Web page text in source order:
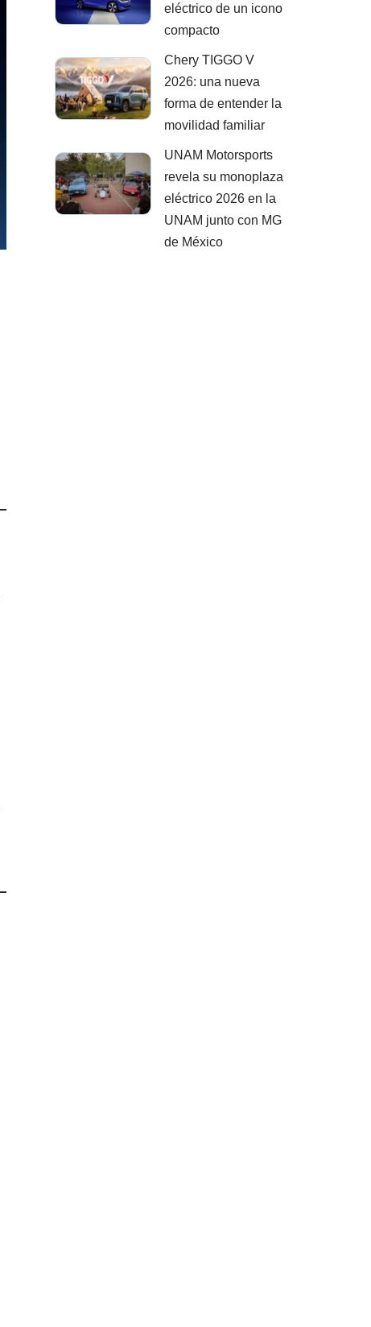
eléctrico de un icono
compacto
Chery TIGGO V
2026: una nueva
forma de entender la
movilidad familiar
UNAM Motorsports
revela su monoplaza
eléctrico 2026 en la
UNAM junto con MG
de México